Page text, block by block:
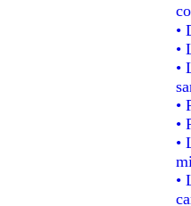
•
•
•
•
•
•
•